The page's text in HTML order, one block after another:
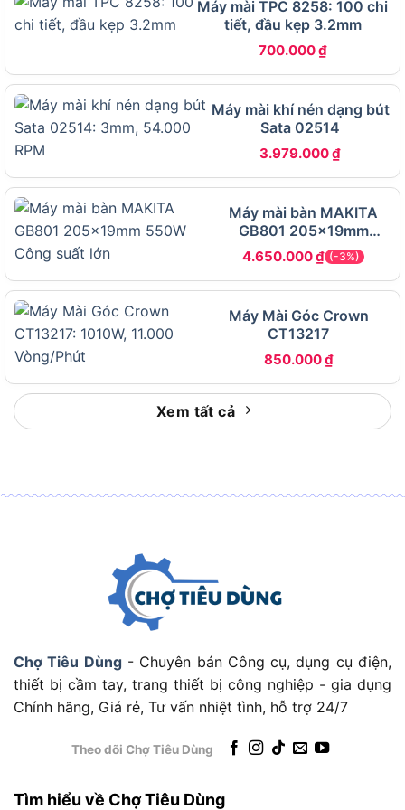
tại Chợ Tiêu Dùng.
Sau khi đã nắm rõ hiệu suất và ưu điểm của hệ
công năng trong công việc.
Máy mài Makita DGA414 phù hợp với công
việc nào?
Máy mài Makita DGA414 phù hợp với cắt sắt
mỏng, mài ba via mối hàn, đánh bóng kim loại,
mài bê tông nhẹ và làm sạch bề mặt sơn, gỉ sét ở
các công trình vừa và nhỏ.
Cụ thể hơn, nhờ đường kính đá 100mm và tốc độ
8.500 vòng/phút, DGA414 đáp ứng tốt các nhóm
công việc sau:
: Cắt thép hộp, ống nước, sắt V
mỏng dưới 5mm; mài mối hàn TIG/MIG.
men, vát mép đá hoa cương.
làm sạch gỉ sét trên khung gầm.
Đồ gỗ – mỹ nghệ: Mài nhám gỗ thô khi gắn đĩa
nhám Velcro thích hợp.
Theo quan sát vận hành thực tế của đội ngũ tư
vấn tại Chợ Tiêu Dùng, dòng máy mài góc chạy
pin như DGA414 đặc biệt hiệu quả ở những vị trí
mái nhà, công trình tầng cao hoặc hệ thống điện
Máy mài TPC 8258: 100 chi
tiết, đầu kẹp 3.2mm
700.000₫
Máy mài khí nén dạng bút
Sata 02514
3.979.000₫
Máy mài bàn MAKITA
GB801 205x19mm
550W
4.650.000₫ (-3%)
Máy Mài Góc Crown
CT13217
850.000₫
Xem tất cả
Chợ Tiêu Dùng- Chuyên bán Công cụ, dụng cụ điện,
thiết bị cầm tay, trang thiết bị công nghiệp - gia dụng
Chính hãng, Giá rẻ, Tư vấn nhiệt tình, hỗ trợ 24/7
Theo dõi Chợ Tiêu Dùng
Tìm hiểu về Chợ Tiêu Dùng